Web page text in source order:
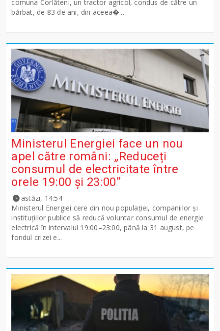
comuna Corlăteni, un tractor agricol, condus de către un
bărbat, de 83 de ani, din aceea�...
Ministerul Energiei face un nou
apel către români: „Reduceți
consumul de electricitate între
orele 19:00 și 23:00”
astăzi, 14:54
Ministerul Energiei cere din nou populației, companiilor și
instituțiilor publice să reducă voluntar consumul de energie
electrică în intervalul 19:00–23:00, până la 31 august, pe
fondul crizei e...